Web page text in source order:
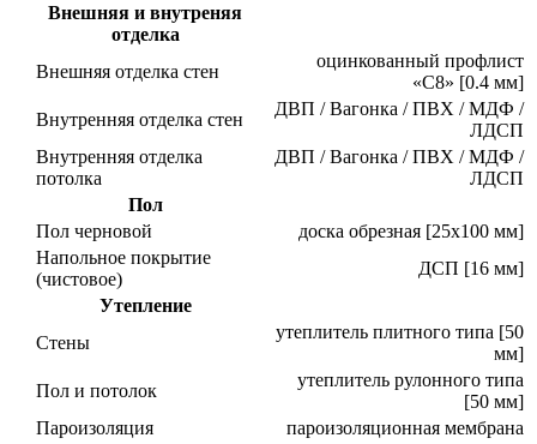
Внешняя и внутреняя
отделка
Внешняя отделка стен
оцинкованный профлист
«C8» [0.4 мм]
Внутренняя отделка стен
ДВП / Вагонка / ПВХ / МДФ /
ЛДСП
Внутренняя отделка
потолка
ДВП / Вагонка / ПВХ / МДФ /
ЛДСП
Пол
Пол черновой
доска обрезная [25х100 мм]
Напольное покрытие
(чистовое)
ДСП [16 мм]
Утепление
Стены
утеплитель плитного типа [50
мм]
Пол и потолок
утеплитель рулонного типа
[50 мм]
Пароизоляция
пароизоляционная мембрана